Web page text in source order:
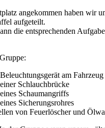
angekommen haben wir
aufgeteilt.
die entsprechenden
am Fahrzeug
Schlauchbrücke
Schaumangriffs
Sicherungsrohres
von Feuerlöscher und